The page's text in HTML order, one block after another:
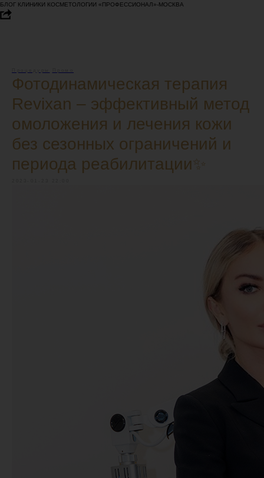
БЛОГ КЛИНИКИ КОСМЕТОЛОГИИ «ПРОФЕССИОНАЛ»-МОСКВА
Фотодинамическая терапия
Revixan – эффективный метод
омоложения и лечения кожи
без сезонных ограничений и
периода реабилитации✨